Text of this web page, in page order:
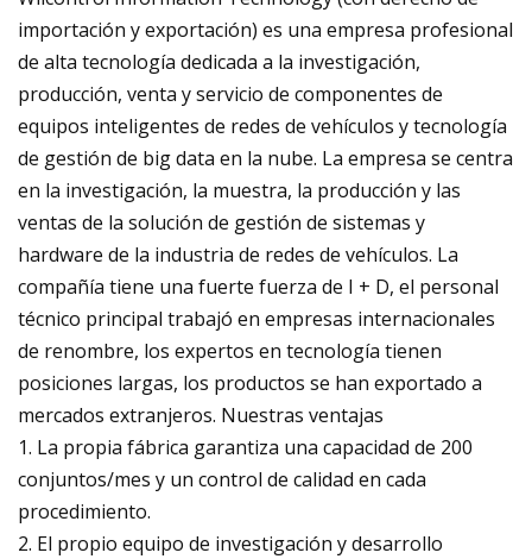
importación y exportación) es una empresa profesional
de alta tecnología dedicada a la investigación,
producción, venta y servicio de componentes de
equipos inteligentes de redes de vehículos y tecnología
de gestión de big data en la nube. La empresa se centra
en la investigación, la muestra, la producción y las
ventas de la solución de gestión de sistemas y
hardware de la industria de redes de vehículos. La
compañía tiene una fuerte fuerza de I + D, el personal
técnico principal trabajó en empresas internacionales
de renombre, los expertos en tecnología tienen
posiciones largas, los productos se han exportado a
mercados extranjeros. Nuestras ventajas
1. La propia fábrica garantiza una capacidad de 200
conjuntos/mes y un control de calidad en cada
procedimiento.
2. El propio equipo de investigación y desarrollo